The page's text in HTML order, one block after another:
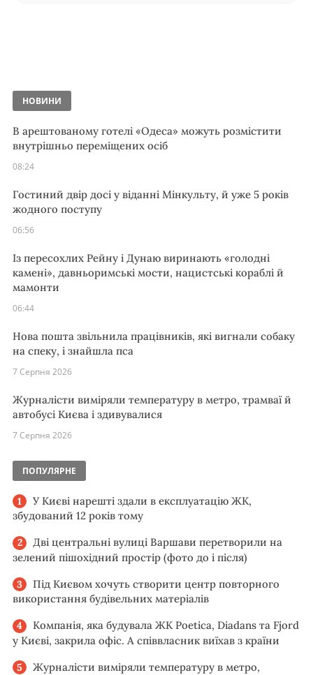
НОВИНИ
В арештованому готелі «Одеса» можуть розмістити
внутрішньо переміщених осіб
08:24
Гостиний двір досі у віданні Мінкульту, й уже 5 років
жодного поступу
06:56
Із пересохлих Рейну і Дунаю виринають «голодні
камені», давньоримські мости, нацистські кораблі й
мамонти
06:44
Нова пошта звільнила працівників, які вигнали собаку
на спеку, і знайшла пса
7 Серпня 2026
Журналісти виміряли температуру в метро, трамваї й
автобусі Києва і здивувалися
7 Серпня 2026
ПОПУЛЯРНЕ
У Києві нарешті здали в експлуатацію ЖК,
збудований 12 років тому
Дві центральні вулиці Варшави перетворили на
зелений пішохідний простір (фото до і після)
Під Києвом хочуть створити центр повторного
використання будівельних матеріалів
Компанія, яка будувала ЖК Poetica, Diadans та Fjord
у Києві, закрила офіс. А співвласник виїхав з країни
Журналісти виміряли температуру в метро,